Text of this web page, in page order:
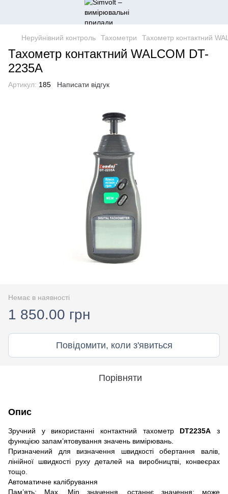
Неруйнівний контроль Тахометри Тахометр контактний
Тахометр контактний WALCOM DT-
2235A
Артикул: 185 Написати відгук
Немає в наявності
1 850.00 грн
Повідомити, коли з'явиться
Порівняти
Опис
Зручний у використанні контактний тахометр DT2235A з
функцією запам’ятовування значень вимірювань.
Призначений для визначення швидкості обертання валів,
лінійної швидкості руху деталей на виробництві, конвеєрах
тощо.
Автоматичне калібрування
Пам’ять: Max, Min значення, останнє значення; може